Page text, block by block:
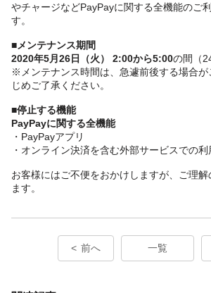
やチャージなどPayPayに関する全機能のご
す。
■メンテナンス期間
2020年5月26日（火） 2:00から5:00の間（
※メンテナンス時間は、急遽前後する場合
じめご了承ください。
■停止する機能
PayPayに関する全機能
・PayPayアプリ
・オンライン決済を含む外部サービスでの利
お客様にはご不便をおかけしますが、ご理
ます。
前へ 一覧